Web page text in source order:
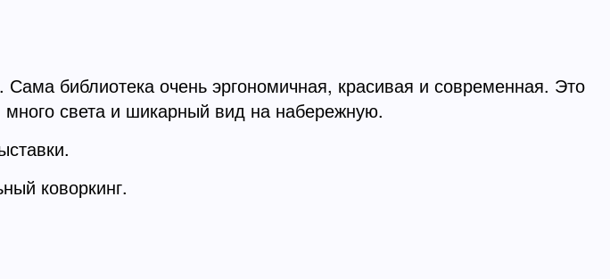
библиотека очень эргономичная, красивая и современная. Это
света и шикарный вид на набережную.
коворкинг.